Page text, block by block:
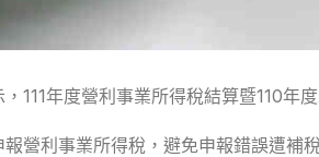
111年度營利事業所得稅結算暨110年
營利事業所得稅，避免申報錯誤遭補